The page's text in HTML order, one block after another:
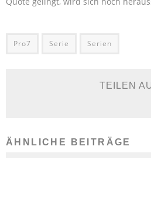
Pro7 Serie Serien
TEILEN
ÄHNLICHE BEITRÄGE